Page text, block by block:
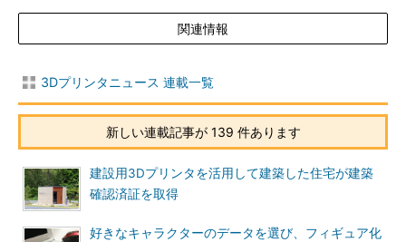
関連情報
3Dプリンタニュース 連載一覧
新しい連載記事が 139 件あります
建設用3Dプリンタを活用して建築した住宅が建築
確認済証を取得
好きなキャラクターのデータを選び、フィギュア化